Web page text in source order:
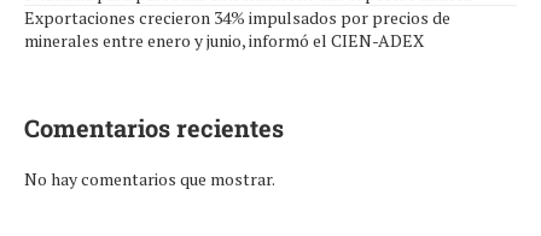
Exportaciones crecieron 34% impulsados por precios de
minerales entre enero y junio, informó el CIEN-ADEX
Comentarios recientes
No hay comentarios que mostrar.